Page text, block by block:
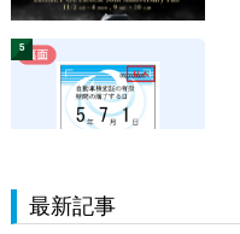
5
最新記事